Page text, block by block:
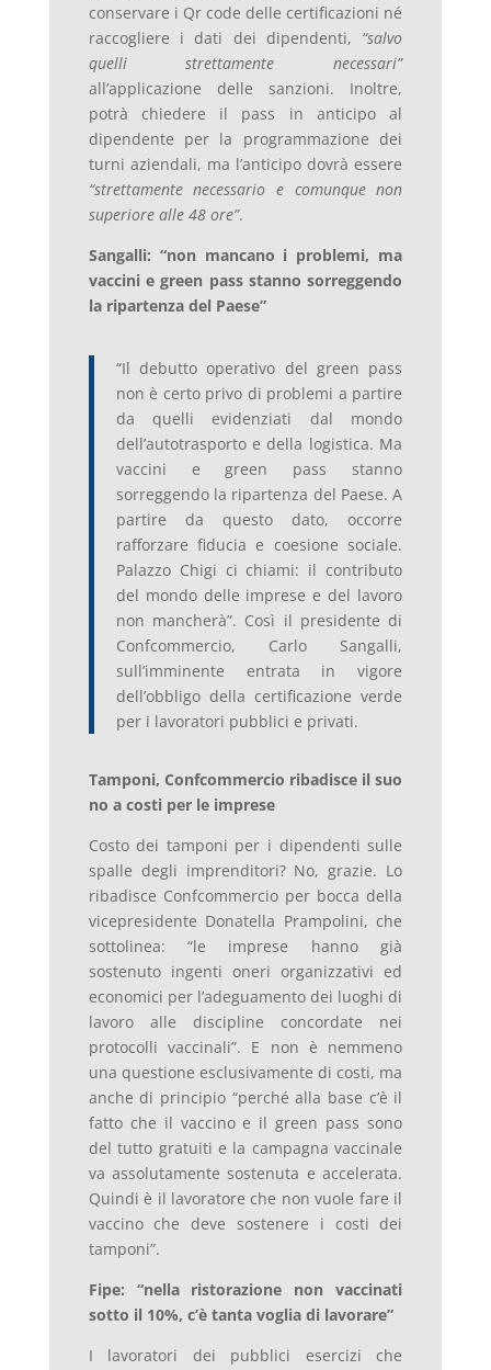
conservare i Qr code delle certificazioni né
raccogliere i dati dei dipendenti, “salvo
quelli strettamente necessari”
all’applicazione delle sanzioni. Inoltre,
potrà chiedere il pass in anticipo al
dipendente per la programmazione dei
turni aziendali, ma l’anticipo dovrà essere
“strettamente necessario e comunque non
superiore alle 48 ore”.
Sangalli: “non mancano i problemi, ma
vaccini e green pass stanno sorreggendo
la ripartenza del Paese”
“Il debutto operativo del green pass
non è certo privo di problemi a partire
da quelli evidenziati dal mondo
dell’autotrasporto e della logistica. Ma
vaccini e green pass stanno
sorreggendo la ripartenza del Paese. A
partire da questo dato, occorre
rafforzare fiducia e coesione sociale.
Palazzo Chigi ci chiami: il contributo
del mondo delle imprese e del lavoro
non mancherà”. Così il presidente di
Confcommercio, Carlo Sangalli,
sull’imminente entrata in vigore
dell’obbligo della certificazione verde
per i lavoratori pubblici e privati.
Tamponi, Confcommercio ribadisce il suo
no a costi per le imprese
Costo dei tamponi per i dipendenti sulle
spalle degli imprenditori? No, grazie. Lo
ribadisce Confcommercio per bocca della
vicepresidente Donatella Prampolini, che
sottolinea: “le imprese hanno già
sostenuto ingenti oneri organizzativi ed
economici per l’adeguamento dei luoghi di
lavoro alle discipline concordate nei
protocolli vaccinali”. E non è nemmeno
una questione esclusivamente di costi, ma
anche di principio “perché alla base c’è il
fatto che il vaccino e il green pass sono
del tutto gratuiti e la campagna vaccinale
va assolutamente sostenuta e accelerata.
Quindi è il lavoratore che non vuole fare il
vaccino che deve sostenere i costi dei
tamponi”.
Fipe: “nella ristorazione non vaccinati
sotto il 10%, c’è tanta voglia di lavorare”
I lavoratori dei pubblici esercizi che